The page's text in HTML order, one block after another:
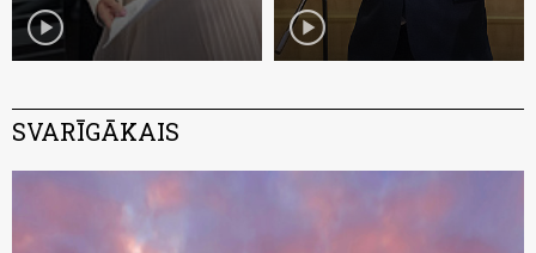
play_circle play_circle
SVARĪGĀKAIS